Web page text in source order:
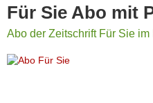
Für Sie Abo mit
Abo der Zeitschrift Für Sie